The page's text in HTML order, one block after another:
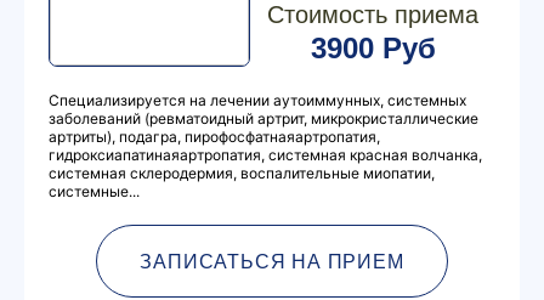
Стоимость приема
3900 Руб
Специализируется на лечении аутоиммунных, системных
заболеваний (ревматоидный артрит, микрокристаллические
артриты), подагра, пирофосфатнаяартропатия,
гидроксиапатинаяартропатия, системная красная волчанка,
системная склеродермия, воспалительные миопатии,
системные...
ЗАПИСАТЬСЯ НА ПРИЕМ